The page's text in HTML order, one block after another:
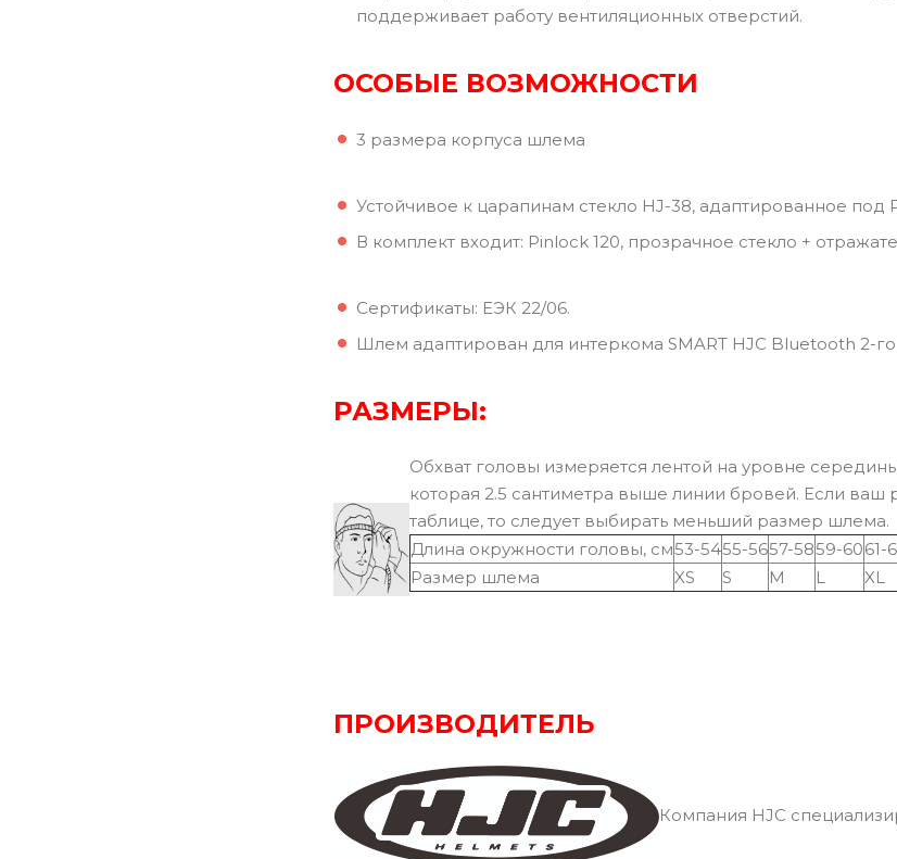
поддерживает работу вентиляционных отверстий.
ОСОБЫЕ ВОЗМОЖНОСТИ
3 размера корпуса шлема
Устойчивое к царапинам стекло HJ-38, адаптированное под
В комплект входит: Pinlock 120, прозрачное стекло +
Сертификаты: ЕЭК 22/06.
Шлем адаптирован для интеркома SMART HJC Bluetooth 2-
РАЗМЕРЫ:
Обхват головы измеряется лентой на уровне
которая 2.5 сантиметра выше линии бровей. Если
таблице, то следует выбирать меньший размер шлема.
Длина окружности головы, см53-5455-5657-5859-6061-
Размер шлема
XS S M L XL
ПРОИЗВОДИТЕЛЬ
Компания HJC